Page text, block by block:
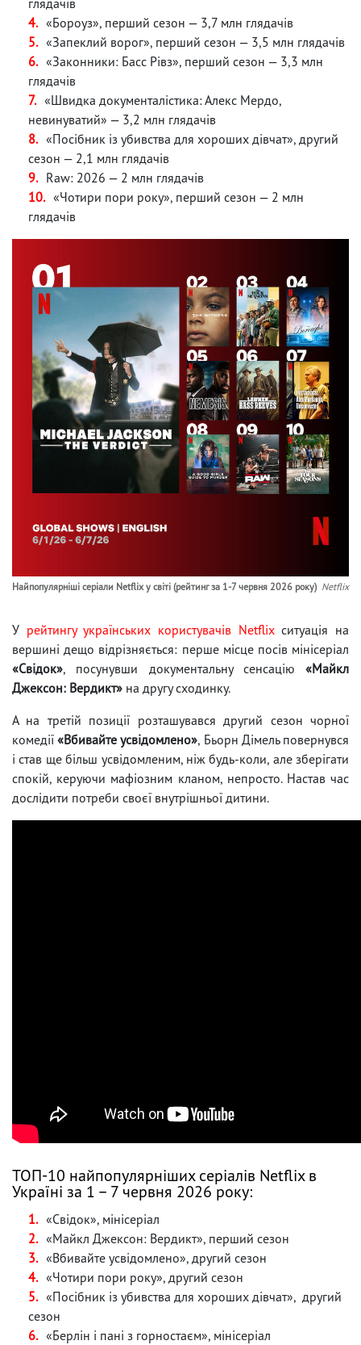
«Бороуз», перший сезон — 3,7 млн глядачів
«Запеклий ворог», перший сезон — 3,5 млн глядачів
«Законники: Басс Рівз», перший сезон — 3,3 млн
глядачів
«Швидка документалістика: Алекс Мердо,
невинуватий» — 3,2 млн глядачів
«Посібник із убивства для хороших дівчат», другий
сезон — 2,1 млн глядачів
Raw: 2026 — 2 млн глядачів
«Чотири пори року», перший сезон — 2 млн
глядачів
Найпопулярніші серіали Netflix у світі (рейтинг за 1-7 червня 2026 року) Netflix
У рейтингу українських користувачів Netflixситуація на
вершині дещо відрізняється: перше місце посів мінісеріал
«Свідок», посунувши документальну сенсацію «Майкл
Джексон: Вердикт» на другу сходинку.
А на третій позиції розташувався другий сезон чорної
комедії«Вбивайте усвідомлено», Бьорн Дімель повернувся
і став ще більш усвідомленим, ніж будь-коли, але зберігати
спокій, керуючи мафіозним кланом, непросто. Настав час
дослідити потреби своєї внутрішньої дитини.
ТОП-10 найпопулярніших серіалів Netflix в
Україні за 1 – 7 червня 2026 року:
«Свідок», мінісеріал
«Майкл Джексон: Вердикт», перший сезон
«Вбивайте усвідомлено», другий сезон
«Чотири пори року», другий сезон
«Посібник із убивства для хороших дівчат», другий
сезон
«Берлін і пані з горностаєм», мінісеріал